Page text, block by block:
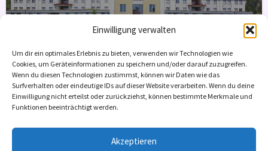
Einwilligung verwalten
Um dir ein optimales Erlebnis zu bieten, verwenden wir Technologien wie
Cookies, um Geräteinformationen zu speichern und/oder darauf zuzugreifen.
Wenn du diesen Technologien zustimmst, können wir Daten wie das
Surfverhalten oder eindeutige IDs auf dieser Website verarbeiten. Wenn du deine
Einwilligung nicht erteilst oder zurückziehst, können bestimmte Merkmale und
Funktionen beeinträchtigt werden.
Akzeptieren
Nikolaiheim
Freie Kapazitäten: 4
Demenz +6